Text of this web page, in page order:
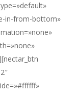
in-from-bottom»